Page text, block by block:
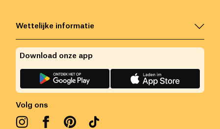
Wettelijke informatie
Volg ons
Download onze app